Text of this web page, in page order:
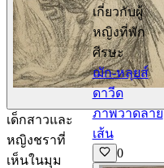
เด็กสาวและ
หญิงชราที่
เห็นในมุม
เกี่ยวกับผู้
หญิงที่พัก
ศีรษะ
ฌัก-หลุยส์
ดาวีด
ภาพวาดลาย
เส้น
0